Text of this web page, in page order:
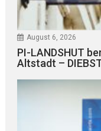
August 6, 2026
PI-LANDSHUT
Altstadt –